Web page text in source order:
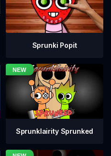
Sprunki Popit
Sprunklairity Sprunked